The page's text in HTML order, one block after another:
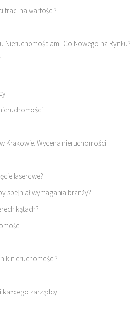
traci na wartości?
Nieruchomościami: Co Nowego na Rynku?
Krakowie. Wycena nieruchomości
laserowe?
spełniał wymagania branży?
kątach?
nieruchomości?
każdego zarządcy